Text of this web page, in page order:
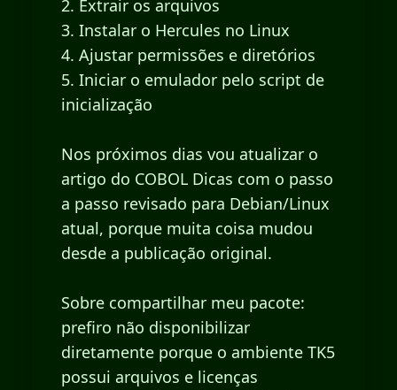
2. Extrair os arquivos
3. Instalar o Hercules no Linux
4. Ajustar permissões e diretórios
5. Iniciar o emulador pelo script de
inicialização
Nos próximos dias vou atualizar o
artigo do COBOL Dicas com o passo
a passo revisado para Debian/Linux
atual, porque muita coisa mudou
desde a publicação original.
Sobre compartilhar meu pacote:
prefiro não disponibilizar
diretamente porque o ambiente TK5
possui arquivos e licenças